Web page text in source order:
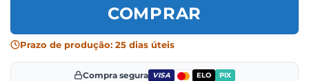
COMPRAR
Prazo de produção: 25 dias úteis
Compra segura VISA ELO PIX